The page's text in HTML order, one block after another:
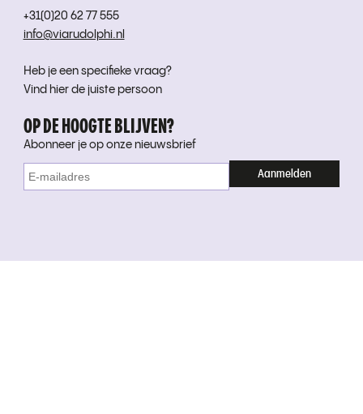
+31(0)20 62 77 555
info@viarudolphi.nl
Heb je een specifieke vraag?
Vind hier de juiste persoon
OP DE HOOGTE BLIJVEN?
Abonneer je op onze nieuwsbrief